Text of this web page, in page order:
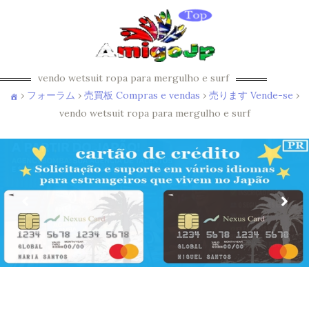
vendo wetsuit ropa para mergulho e surf
› フォーラム › 売買板 Compras e vendas › 売ります Vende-se ›
vendo wetsuit ropa para mergulho e surf